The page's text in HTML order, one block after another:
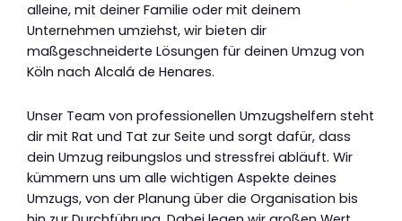
alleine, mit deiner Familie oder mit deinem
Unternehmen umziehst, wir bieten dir
maßgeschneiderte Lösungen für deinen Umzug von
Köln nach Alcalá de Henares.
Unser Team von professionellen Umzugshelfern steht
dir mit Rat und Tat zur Seite und sorgt dafür, dass
dein Umzug reibungslos und stressfrei abläuft. Wir
kümmern uns um alle wichtigen Aspekte deines
Umzugs, von der Planung über die Organisation bis